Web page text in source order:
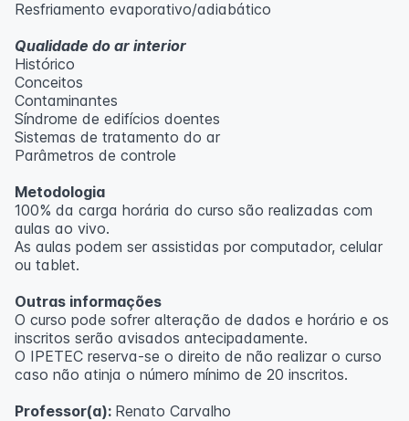
Resfriamento evaporativo/adiabático
Qualidade do ar interior
Histórico
Conceitos
Contaminantes
Síndrome de edifícios doentes
Sistemas de tratamento do ar
Parâmetros de controle
Metodologia
100% da carga horária do curso são realizadas com
aulas ao vivo.
As aulas podem ser assistidas por computador, celular
ou tablet.
Outras informações
O curso pode sofrer alteração de dados e horário e os
inscritos serão avisados ​​antecipadamente.
O IPETEC reserva-se o direito de não realizar o curso
caso não atinja o número mínimo de 20 inscritos.
Professor(a): Renato Carvalho